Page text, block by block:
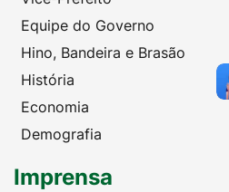
Equipe do Governo
Hino, Bandeira e Brasão
História
Economia
Demografia
Imprensa